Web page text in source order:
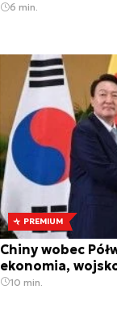
6 min.
PREMIUM
Chiny wobec
ekonomia,
10 min.